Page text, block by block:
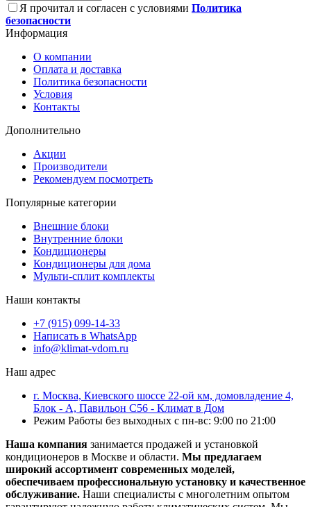
Я прочитал и согласен с условиями Политика
безопасности
Информация
О компании
Оплата и доставка
Политика безопасности
Условия
Контакты
Дополнительно
Акции
Производители
Рекомендуем посмотреть
Популярные категории
Внешние блоки
Внутренние блоки
Кондиционеры
Кондиционеры для дома
Мульти-сплит комплекты
Наши контакты
+7 (915) 099-14-33
Написать в WhatsApp
info@klimat-vdom.ru
Наш адрес
г. Москва, Киевского шоссе 22-ой км, домовладение 4,
Блок - А, Павильон С56 - Климат в Дом
Режим Работы без выходных с пн-вс: 9:00 по 21:00
Наша компания занимается продажей и установкой
кондиционеров в Москве и области. Мы предлагаем
широкий ассортимент современных моделей,
обеспечиваем профессиональную установку и качественное
обслуживание. Наши специалисты с многолетним опытом